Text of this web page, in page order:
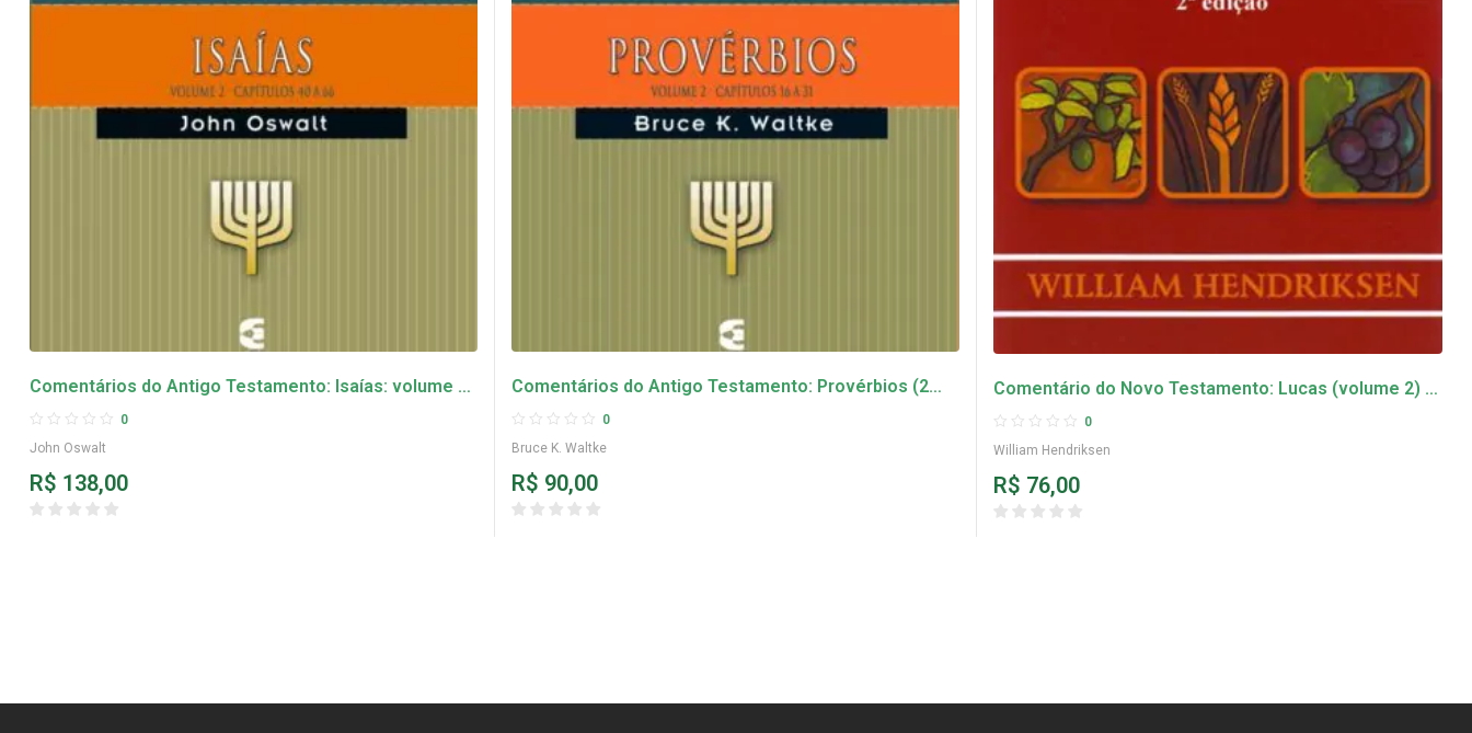
Comentários do Antigo Testamento: Isaías: volume 2
– John Oswalt
0
John Oswalt
R$ 138,00
Comentários do Antigo Testamento: Provérbios (2
volume) – Bruce K. Waltke
0
Bruce K. Waltke
R$ 90,00
Comentário do Novo Testamento: Lucas (volume 2) –
William Hendriksen
0
William Hendriksen
R$ 76,00